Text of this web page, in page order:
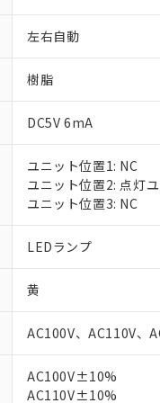
左右自動
樹脂
DC5V 6mA
ユニット位置1: NC
ユニット位置2: 点灯
ユニット位置3: NC
LEDランプ
黄
AC100V、AC110V、
AC100V±10%
AC110V±10%
ご利用条件
※1 対応状況
対応予定なし：
調査・確認中：
非該当品：ライセ
仕入先様の事情に
※1 中国